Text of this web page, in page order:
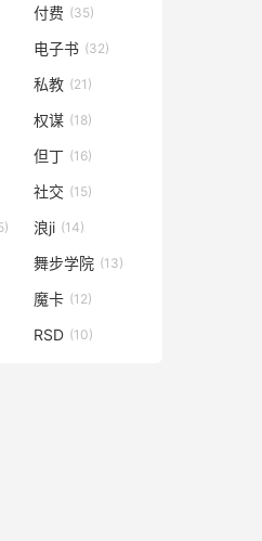
付费 (35)
电子书 (32)
私教 (21)
权谋 (18)
但丁 (16)
社交 (15)
浪ji (14)
舞步学院 (13)
魔卡 (12)
RSD (10)